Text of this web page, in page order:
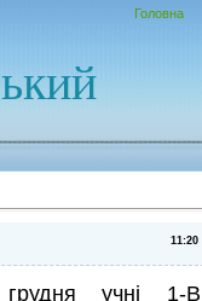
Головна
11:20
учні 1-В